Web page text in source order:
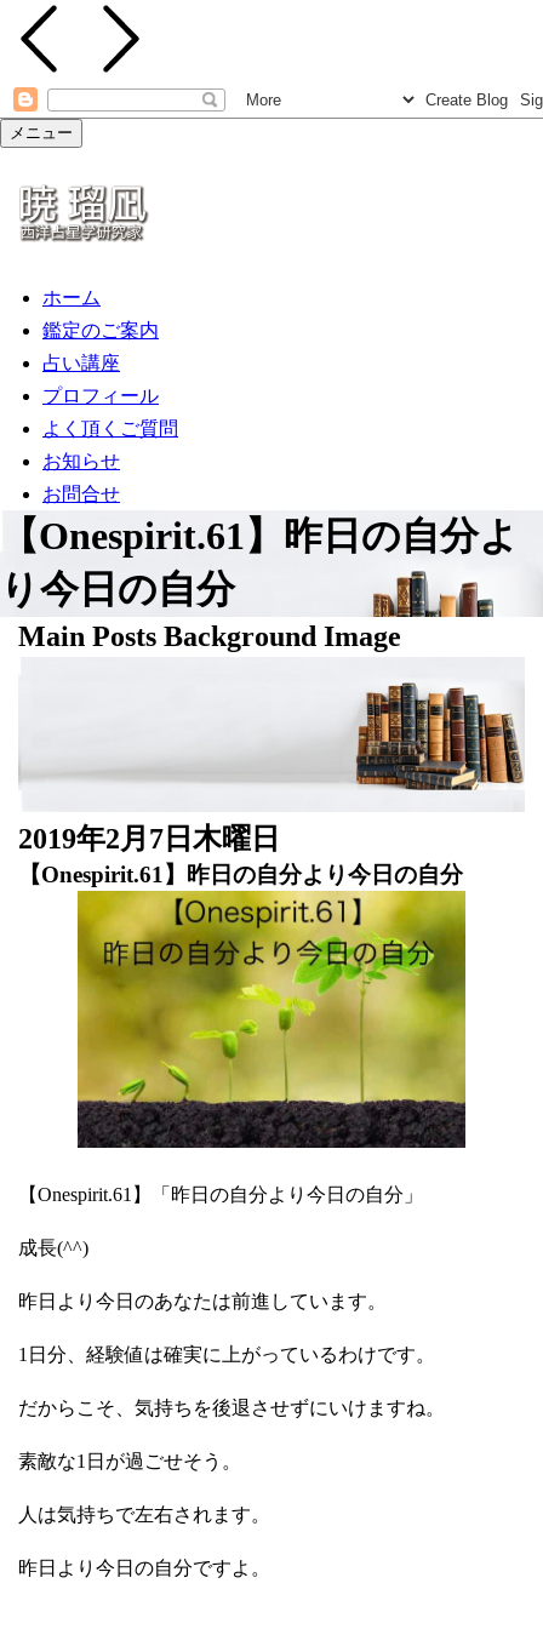
メニュー
ホーム
鑑定のご案内
占い講座
プロフィール
よく頂くご質問
お知らせ
お問合せ
【Onespirit.61】昨日の自分よ
り今日の自分
Main Posts Background Image
2019年2月7日木曜日
【Onespirit.61】昨日の自分より今日の自分
【Onespirit.61】「昨日の自分より今日の自分」
成長(^^)
昨日より今日のあなたは前進しています。
1 日分、経験値は確実に上がっているわけです。
だからこそ、気持ちを後退させずにいけますね。
素敵な1 日が過ごせそう。
人は気持ちで左右されます。
昨日より今日の自分ですよ。